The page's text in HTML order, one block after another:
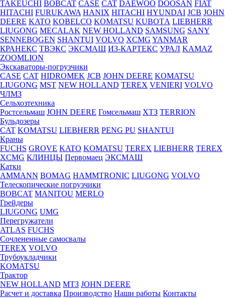
TAKEUCHI BOBCAT CASE CAT DAEWOO DOOSAN FIAT
HITACHI FURUKAWA HANIX HITACHI HYUNDAI JCB JOHN
DEERE KATO KOBELCO KOMATSU KUBOTА LIEBHERR
LIUGONG MECALAK NEW HOLLAND SAMSUNG SANY
SENNEBOGEN SHANTUI VOLVO XCMG YANMAR
КРАНЕКС ТВЭКС ЭКСМАШ ИЗ-КАРТЕКС УРАЛ KAMAZ
ZOOMLION
Экскаваторы-погрузчики
CASE CAT HIDROМEK JCB JOHN DEERE KOMATSU
LIUGONG MST NEW HOLLAND TEREX VENIERI VOLVO
ЧЛМЗ
Сельхозтехника
Ростсельмаш JOHN DEERE Гомсельмаш ХТЗ TERRION
Бульдозеры
CAT KOMATSU LIEBHERR PENG PU SHANTUI
Краны
FUCHS GROVE KATO KOMATSU TEREX LIEBHERR TEREX
XCMG КЛИНЦЫ Первомаец ЭКСМАШ
Катки
AMMANN BOMAG HAMMTRONIC LIUGONG VOLVO
Телескопические погрузчики
BOBCAT MANITOU MERLO
Грейдеры
LIUGONG UMG
Перегружатели
ATLAS FUCHS
Сочлененные самосвалы
TEREX VOLVO
Трубоукладчики
KOMATSU
Трактор
NEW HOLLAND МТЗ JOHN DEERE
Расчет и доставка Производство Наши работы Контакты